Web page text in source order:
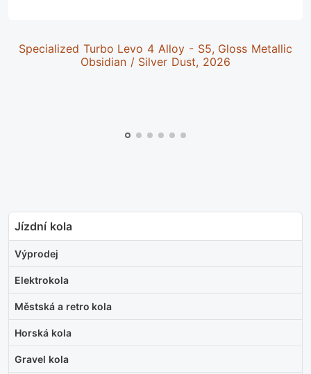
Jízdní kola
Výprodej
Elektrokola
Městská a retro kola
Horská kola
Gravel kola
Specialized Turbo Levo 4 Alloy - S5, Gloss Metallic
Obsidian / Silver Dust, 2026